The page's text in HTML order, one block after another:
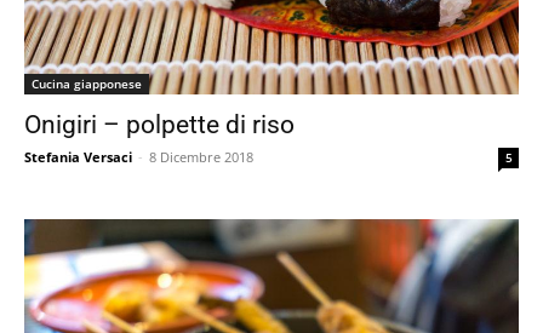
Cucina giapponese
Onigiri – polpette di riso
Stefania Versaci - 8 Dicembre 2018 5